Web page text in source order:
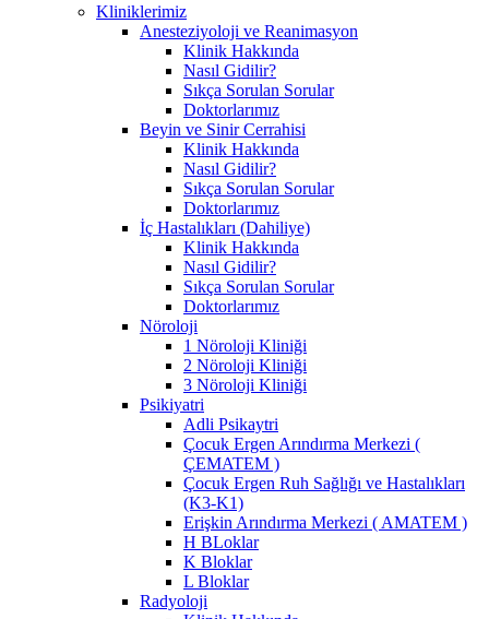
Kliniklerimiz
Anesteziyoloji ve Reanimasyon
Klinik Hakkında
Nasıl Gidilir?
Sıkça Sorulan Sorular
Doktorlarımız
Beyin ve Sinir Cerrahisi
Klinik Hakkında
Nasıl Gidilir?
Sıkça Sorulan Sorular
Doktorlarımız
İç Hastalıkları (Dahiliye)
Klinik Hakkında
Nasıl Gidilir?
Sıkça Sorulan Sorular
Doktorlarımız
Nöroloji
1 Nöroloji Kliniği
2 Nöroloji Kliniği
3 Nöroloji Kliniği
Psikiyatri
Adli Psikaytri
Çocuk Ergen Arındırma Merkezi (
ÇEMATEM )
Çocuk Ergen Ruh Sağlığı ve Hastalıkları
(K3-K1)
Erişkin Arındırma Merkezi ( AMATEM )
H BLoklar
K Bloklar
L Bloklar
Radyoloji